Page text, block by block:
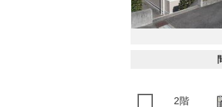
2階